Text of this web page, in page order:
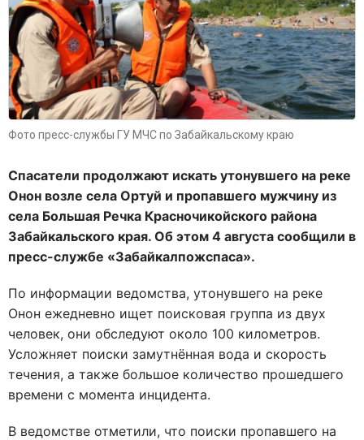
Фото пресс-службы ГУ МЧС по Забайкальскому краю
Спасатели продолжают искать утонувшего на реке
Онон возле села Ортуй и пропавшего мужчину из
села Большая Речка Красночикойского района
Забайкальского края. Об этом 4 августа сообщили в
пресс-службе «Забайкалпожспаса».
По информации ведомства, утонувшего на реке
Онон ежедневно ищет поисковая группа из двух
человек, они обследуют около 100 километров.
Усложняет поиски замутнённая вода и скорость
течения, а также большое количество прошедшего
времени с момента инцидента.
В ведомстве отметили, что поиски пропавшего на